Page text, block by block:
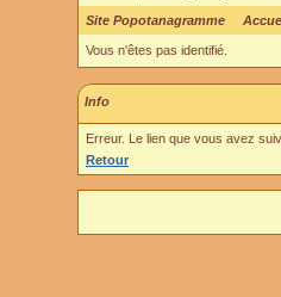
Site Popotanagramme
Vous n'êtes pas identifié.
Info
Erreur. Le lien que vous avez
Retour